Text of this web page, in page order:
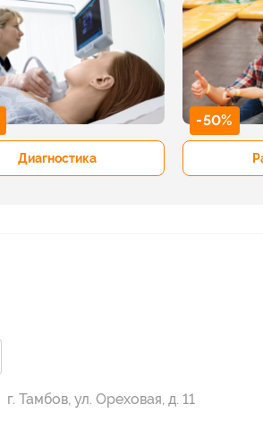
Диагностика
-50%
г. Тамбов, ул. Ореховая, д. 11